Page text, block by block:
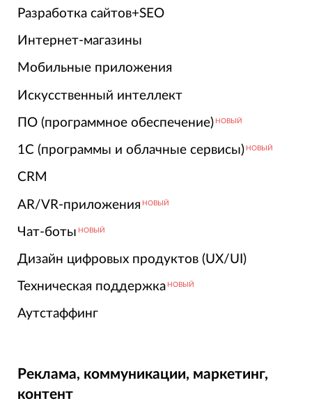
Разработка сайтов+SEO
Интернет-магазины
Мобильные приложения
Искусственный интеллект
ПО (программное обеспечение) НОВЫЙ
1С (программы и облачные сервисы) НОВЫЙ
CRM
AR/VR-приложения НОВЫЙ
Чат-боты НОВЫЙ
Дизайн цифровых продуктов (UX/UI)
Техническая поддержка НОВЫЙ
Аутстаффинг
Реклама, коммуникации, маркетинг,
контент